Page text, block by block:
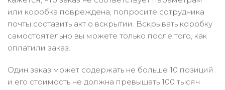
или коробка повреждена, попросите сотрудника
почты составить акт о вскрытии. Вскрывать коробку
самостоятельно вы можете только после того, как
оплатили заказ.
Один заказ может содержать не больше 10 позиций
и его стоимость не должна превышать 100 тысяч